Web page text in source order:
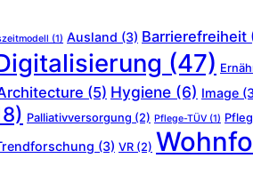
(1) Ausland (3) Barrierefreiheit
(47)
(5) Hygiene (6) Image
Palliativversorgung (2) Pflege-TÜV (1)
(3) VR (2)